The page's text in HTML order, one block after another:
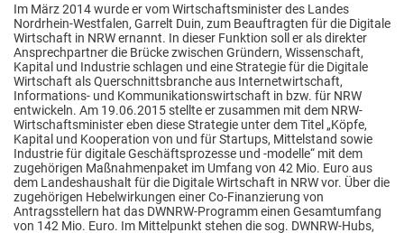
Im März 2014 wurde er vom Wirtschaftsminister des Landes
Nordrhein‐Westfalen, Garrelt Duin, zum Beauftragten für die Digitale
Wirtschaft in NRW ernannt. In dieser Funktion soll er als direkter
Ansprechpartner die Brücke zwischen Gründern, Wissenschaft,
Kapital und Industrie schlagen und eine Strategie für die Digitale
Wirtschaft als Querschnittsbranche aus Internetwirtschaft,
Informations‐ und Kommunikationswirtschaft in bzw. für NRW
entwickeln. Am 19.06.2015 stellte er zusammen mit dem NRW-
Wirtschaftsminister eben diese Strategie unter dem Titel „Köpfe,
Kapital und Kooperation von und für Startups, Mittelstand sowie
Industrie für digitale Geschäftsprozesse und -modelle“ mit dem
zugehörigen Maßnahmenpaket im Umfang von 42 Mio. Euro aus
dem Landeshaushalt für die Digitale Wirtschaft in NRW vor. Über die
zugehörigen Hebelwirkungen einer Co-Finanzierung von
Antragsstellern hat das DWNRW-Programm einen Gesamtumfang
von 142 Mio. Euro. Im Mittelpunkt stehen die sog. DWNRW-Hubs,